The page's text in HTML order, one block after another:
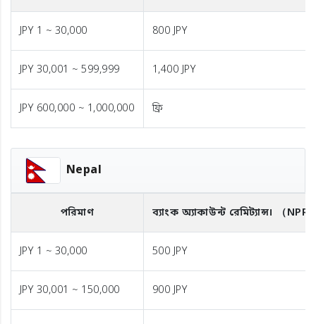
JPY 1 ~ 30,000 800 JPY
JPY 30,001 ~ 599,999 1,400 JPY
JPY 600,000 ~ 1,000,000 ফ্রি
Nepal
পরিমাণ ব্যাংক অ্যাকাউন্ট রেমিট্যান্স। （NPR
JPY 1 ~ 30,000 500 JPY
JPY 30,001 ~ 150,000 900 JPY